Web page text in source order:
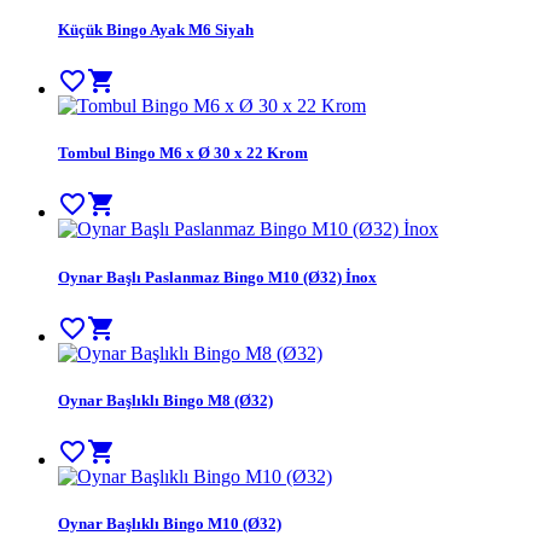
Küçük Bingo Ayak M6 Siyah
favorite_bordershopping_cart
Tombul Bingo M6 x Ø 30 x 22 Krom
favorite_bordershopping_cart
Oynar Başlı Paslanmaz Bingo M10 (Ø32) İnox
favorite_bordershopping_cart
Oynar Başlıklı Bingo M8 (Ø32)
favorite_bordershopping_cart
Oynar Başlıklı Bingo M10 (Ø32)